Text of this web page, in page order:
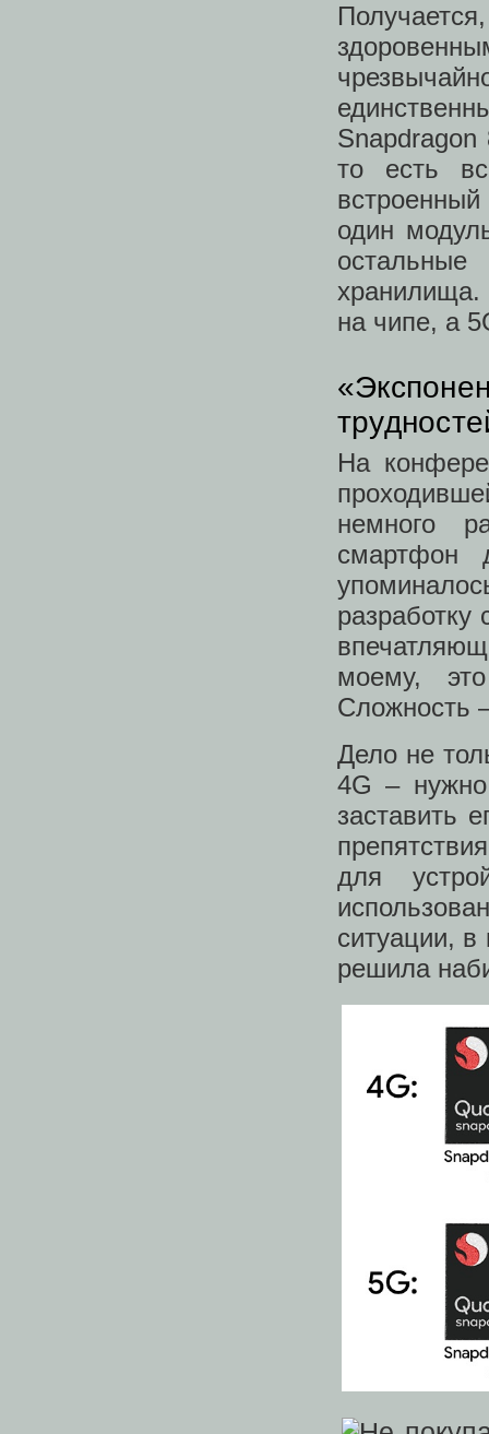
то есть
один
хранилища.
на чипе, а
На
немного
смартфон
моему,
Сложность
Дело не
4G –
заставить
для
ситуации, в
решила